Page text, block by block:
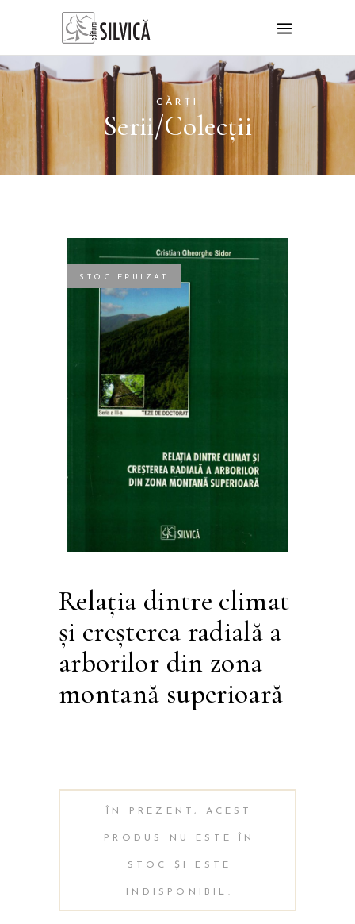
CĂRȚI
Serii/Colecții
STOC EPUIZAT
Relația dintre climat
și creșterea radială a
arborilor din zona
montană superioară
ÎN PREZENT, ACEST
PRODUS NU ESTE ÎN
STOC ȘI ESTE
INDISPONIBIL.